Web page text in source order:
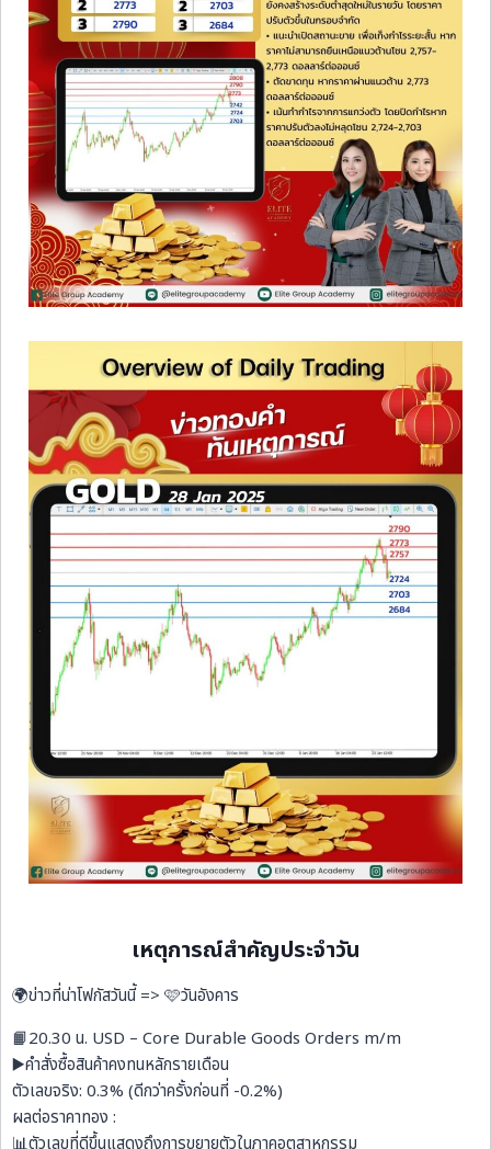
เหตุการณ์สำคัญประจำวัน
🌍ข่าวที่น่าโฟกัสวันนี้ => 🩷วันอังคาร
📙20.30 น. USD – Core Durable Goods Orders m/m
▶️คำสั่งซื้อสินค้าคงทนหลักรายเดือน
ตัวเลขจริง: 0.3% (ดีกว่าครั้งก่อนที่ -0.2%)
ผลต่อราคาทอง :